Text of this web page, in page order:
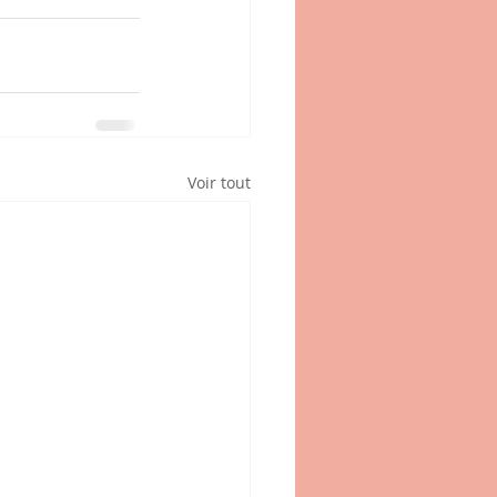
Voir tout